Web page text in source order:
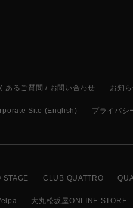
あるご質問 / お問い合わせ お知
Site (English) プライバシ
STAGE CLUB QUATTRO
大丸松坂屋ONLINE STORE